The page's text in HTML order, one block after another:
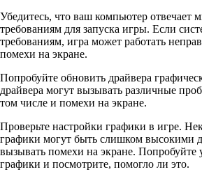
Убедитесь, что ваш компьютер отвечает
требованиям для запуска игры. Если
требованиям, игра может работать
помехи на экране.
Попробуйте обновить драйвера
драйвера могут вызывать различные
том числе и помехи на экране.
Проверьте настройки графики в игре.
графики могут быть слишком высокими
вызывать помехи на экране. Попробуйте
графики и посмотрите, помогло ли это.